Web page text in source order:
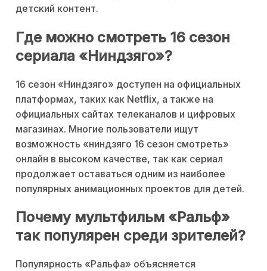
детский контент.
Где можно смотреть 16 сезон
сериала «Ниндзяго»?
16 сезон «Ниндзяго» доступен на официальных
платформах, таких как Netflix, а также на
официальных сайтах телеканалов и цифровых
магазинах. Многие пользователи ищут
возможность «ниндзяго 16 сезон смотреть»
онлайн в высоком качестве, так как сериал
продолжает оставаться одним из наиболее
популярных анимационных проектов для детей.
Почему мультфильм «Ральф»
так популярен среди зрителей?
Популярность «Ральфа» объясняется